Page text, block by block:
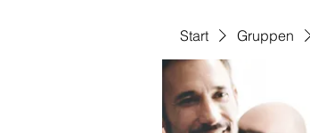
Start Gruppen